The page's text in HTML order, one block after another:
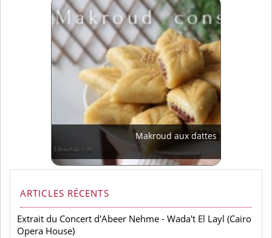
Makroud aux dattes
ARTICLES RÉCENTS
Extrait du Concert d'Abeer Nehme - Wada't El Layl (Cairo
Opera House)